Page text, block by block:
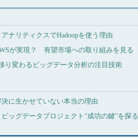
ナリティクスでHadoopを使う理由
が実現？ 有望市場への取り組みを見る
り変わるビッグデータ分析の注目技術
に生かせていない本当の理由
ッグデータプロジェクト“成功の鍵”を探る